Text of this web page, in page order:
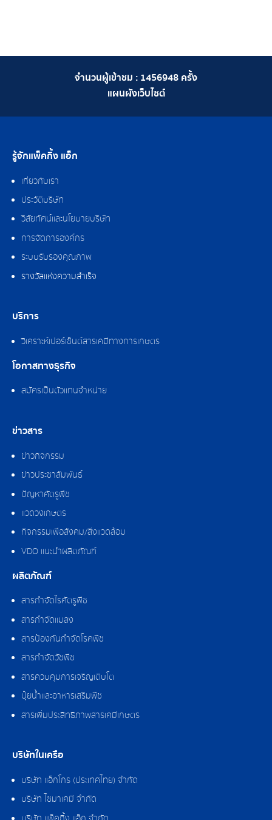
จำนวนผู้เข้าชม : 1456948 ครั้ง
แผนผังเว็บไซต์
รู้จักแพ็คกิ้ง แอ็ก
เกี่ยวกับเรา
ประวัติบริษัท
วิสัยทัศน์และนโยบายบริษัท
การจัดการองค์กร
ระบบรับรองคุณภาพ
รางวัลแห่งความสำเร็จ
บริการ
วิเคราะห์เปอร์เซ็นต์สารเคมีทางการเกษตร
โอกาสทางธุรกิจ
สมัครเป็นตัวแทนจำหน่าย
ข่าวสาร
ข่าวกิจกรรม
ข่าวประชาสัมพันธ์
ปัญหาศัตรูพืช
แวดวงเกษตร
กิจกรรมเพื่อสังคม/สิ่งแวดล้อม
VDO แนะนำผลิตภัณฑ์
ผลิตภัณฑ์
สารกำจัดไรศัตรูพืช
สารกำจัดแมลง
สารป้องกันกำจัดโรคพืช
สารกำจัดวัชพืช
สารควบคุมการเจริญเติบโต
ปุ๋ยน้ำและอาหารเสริมพืช
สารเพิ่มประสิทธิภาพสารเคมีเกษตร
บริษัทในเครือ
บริษัท แอ็กโกร (ประเทศไทย) จำกัด
บริษัท ไซมาเคมี จำกัด